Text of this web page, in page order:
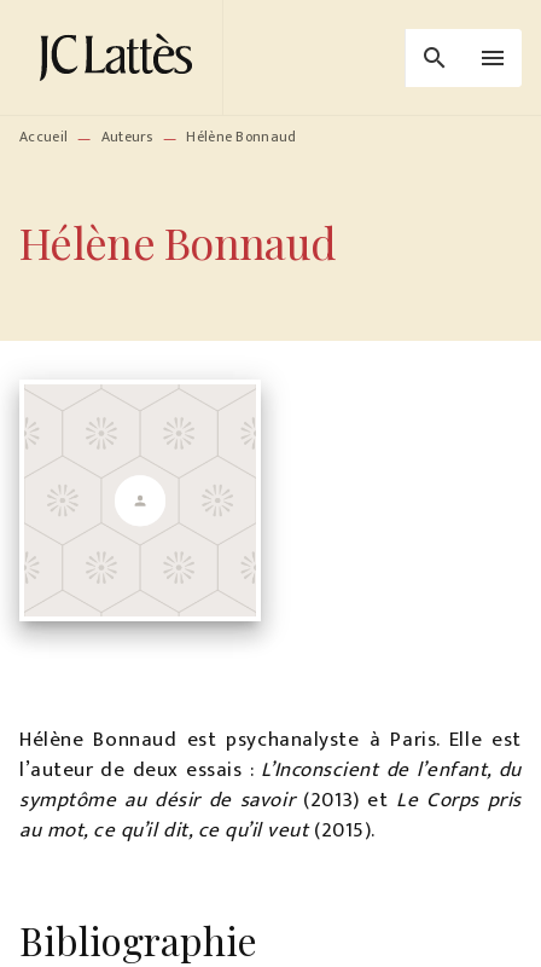
MENU RECHERCHE
PIED DE PAGE
search menu
Accueil — Auteurs — Hélène Bonnaud
Hélène Bonnaud
Hélène Bonnaud est psychanalyste à Paris. Elle est
l’auteur de deux essais : L’Inconscient de l’enfant, du
symptôme au désir de savoir(2013) et Le Corps pris
au mot, ce qu’il dit, ce qu’il veut(2015).
Bibliographie